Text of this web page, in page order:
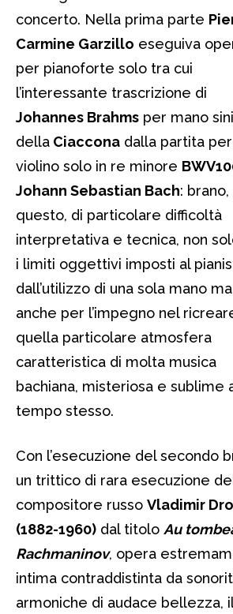
concerto. Nella prima parte
Carmine Garzillo eseguiva
per pianoforte solo tra cui
l’interessante trascrizione di
Johannes Brahms per mano
della Ciaccona dalla partita per
violino solo in re minore
Johann Sebastian Bach: brano,
questo, di particolare difficoltà
interpretativa e tecnica, non
i limiti oggettivi imposti al
dall’utilizzo di una sola mano ma
anche per l’impegno nel
quella particolare atmosfera
caratteristica di molta musica
bachiana, misteriosa e sublime
tempo stesso.
Con l’esecuzione del secondo
un trittico di rara esecuzione
compositore russo Vladimir
(1882-1960) dal titolo Au
Rachmaninov, opera
intima contraddistinta da
armoniche di audace bellezza, il